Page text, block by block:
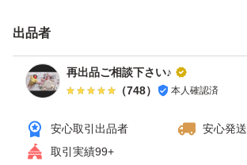
出品者
再出品ご相談下さい♪
（748） 本人確認済
安心取引出品者
安心発送
取引実績99+